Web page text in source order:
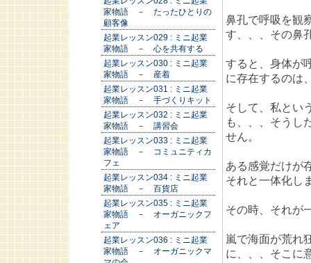
鼻孔で呼吸を観
す、、、その鼻
すると、身体が
に存在するのは
そして、私とい
も、、、そうし
せん。
ある感覚だけが
それと一体化し
その時、それが
嵐で海面が荒れ
に、、、そこに
家物語 － たったひとりの
顧客像
起業レッスン029 : ミニ起業
家物語 － 心を共有する
起業レッスン030 : ミニ起業
家物語 － 産着
起業レッスン031 : ミニ起業
家物語 － 手づくりキット
起業レッスン032 : ミニ起業
家物語 － 講習会
起業レッスン033 : ミニ起業
家物語 － コミュニティカ
フェ
起業レッスン034 : ミニ起業
家物語 － 百貨店
起業レッスン035 : ミニ起業
家物語 － オーガニックフ
ェア
起業レッスン036 : ミニ起業
家物語 － オーガニックマ